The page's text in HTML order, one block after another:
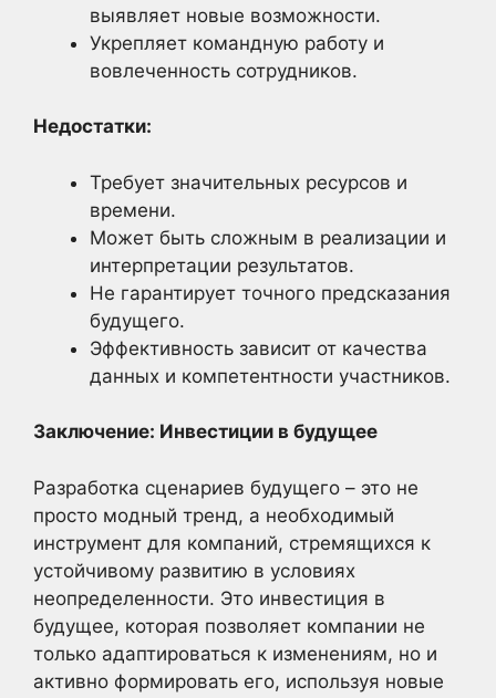
выявляет новые возможности.
Укрепляет командную работу и
вовлеченность сотрудников.
Недостатки:
Требует значительных ресурсов и
времени.
Может быть сложным в реализации и
интерпретации результатов.
Не гарантирует точного предсказания
будущего.
Эффективность зависит от качества
данных и компетентности участников.
Заключение: Инвестиции в будущее
Разработка сценариев будущего – это не
просто модный тренд, а необходимый
инструмент для компаний, стремящихся к
устойчивому развитию в условиях
неопределенности. Это инвестиция в
будущее, которая позволяет компании не
только адаптироваться к изменениям, но и
активно формировать его, используя новые